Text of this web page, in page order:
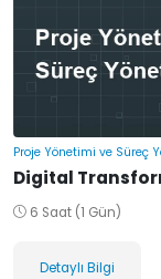
Proje Yönetimi ve Süreç
Digital
6 Saat (1 Gün)
Detaylı Bilgi